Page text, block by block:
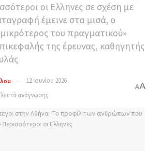
οι Ελληνες σε σχέση με
έμεινε στα μισά, ο
μικρότερος του πραγματικού»
της έρευνας, καθηγητής
12 Ιουνίου 2026
ανάγνωσης
AA